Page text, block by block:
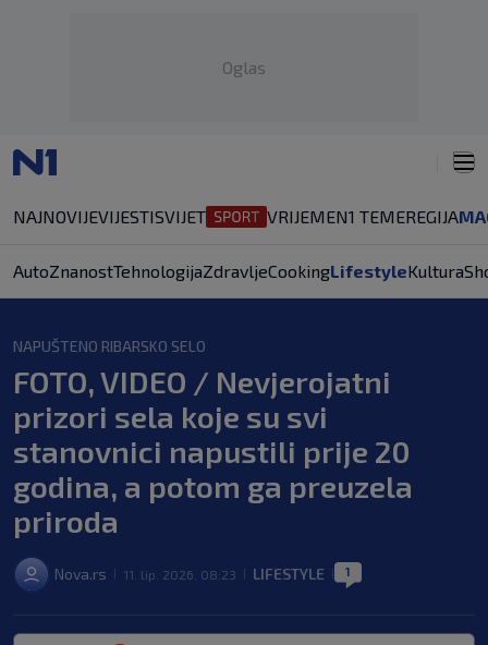
Oglas
NAJNOVIJEVIJESTISVIJET VRIJEMEN1 TEMEREGIJA
AutoZnanostTehnologijaZdravljeCookingLifestyleKultura
NAPUŠTENO RIBARSKO SELO
FOTO, VIDEO / Nevjerojatni
prizori sela koje su svi
stanovnici napustili prije 20
godina, a potom ga preuzela
priroda
Nova.rs 11. lip. 2026. 08:23 LIFESTYLE 1